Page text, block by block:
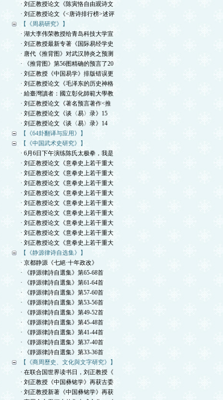
· 刘正教授论文《陈寅恪自由观诗文
· 刘正教授论文《<唐诗排行榜>述评
【《周易研究》】
· 湖大李伟荣教授给青岛科技大学宣
· 刘正教授最新专著《国际易经学史
· 唐代《推背图》对武汉肺炎之预测
· 《推背图》第56图精确的预言了20
· 刘正教授《中国易学》排版错误更
· 刘正教授论文《毛泽东的历史神格
· 給臺灣讀者：國立彰化師範大學教
· 刘正教授论文《著名预言著作<推
· 刘正教授论文《谈〈易〉录》15
· 刘正教授论文《谈〈易〉录》14
【《64卦翻译与应用》】
【《中国武术史研究》】
· 6月6日下午演练陈氏太极拳，我是
· 刘正教授论文《意拳史上若干重大
· 刘正教授论文《意拳史上若干重大
· 刘正教授论文《意拳史上若干重大
· 刘正教授论文《意拳史上若干重大
· 刘正教授论文《意拳史上若干重大
· 刘正教授论文《意拳史上若干重大
· 刘正教授论文《意拳史上若干重大
· 刘正教授论文《意拳史上若干重大
· 刘正教授论文《意拳史上若干重大
【《静源律诗自选集》】
· 京都静源《七絕·十年政改》
· 《靜源律詩自選集》第65-68首
· 《靜源律詩自選集》第61-64首
· 《靜源律詩自選集》第57-60首
· 《靜源律詩自選集》第53-56首
· 《靜源律詩自選集》第49-52首
· 《靜源律詩自選集》第45-48首
· 《靜源律詩自選集》第41-44首
· 《靜源律詩自選集》第37-40首
· 《靜源律詩自選集》第33-36首
【《商周歷史、文化與文字研究》】
· 在联合国世界读书日，刘正教授《
· 刘正教授《中国彝铭学》再获古委
· 刘正教授新著《中国彝铭学》再获